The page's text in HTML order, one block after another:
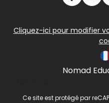
Cliquez-ici pour modifier
Nomad
Ce site est protégé par